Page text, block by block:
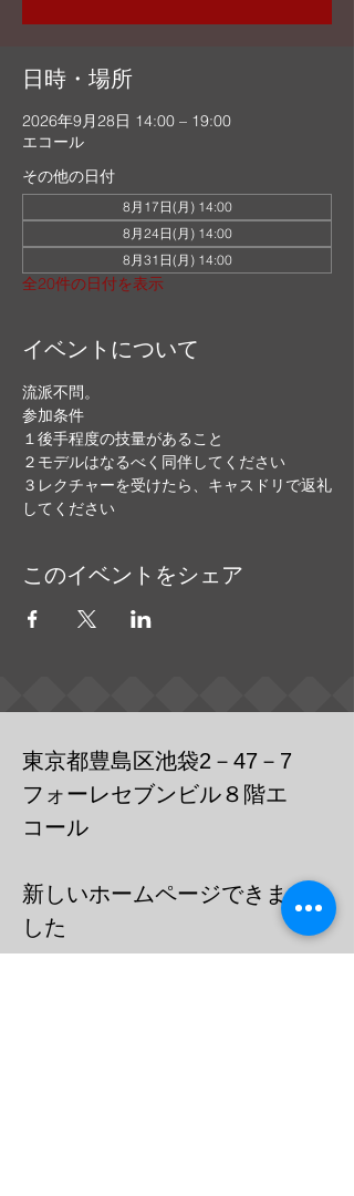
日時・場所
2026年9月28日 14:00 – 19:00
エコール
その他の日付
8月17日(月) 14:00
8月24日(月) 14:00
8月31日(月) 14:00
全20件の日付を表示
イベントについて
流派不問。
参加条件
１後手程度の技量があること
２モデルはなるべく同伴してください
３レクチャーを受けたら、キャスドリで返礼
してください
このイベントをシェア
東京都豊島区池袋2－47－7
フォーレセブンビル８階エ
コール
​新しいホームページできま
した